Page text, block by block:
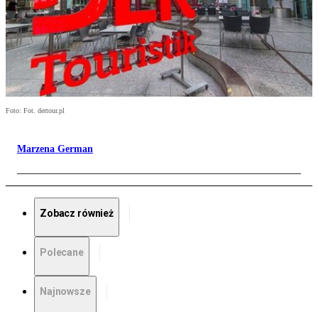
Foto: Fot. dertour.pl
Marzena German
Zobacz również
Polecane
Najnowsze